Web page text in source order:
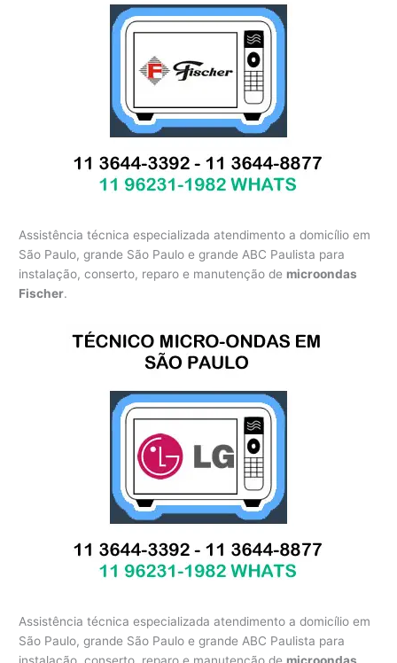
Assistência técnica especializada atendimento a domicílio em
São Paulo, grande São Paulo e grande ABC Paulista para
instalação, conserto, reparo e manutenção de microondas
Fischer.
Assistência técnica especializada atendimento a domicílio em
São Paulo, grande São Paulo e grande ABC Paulista para